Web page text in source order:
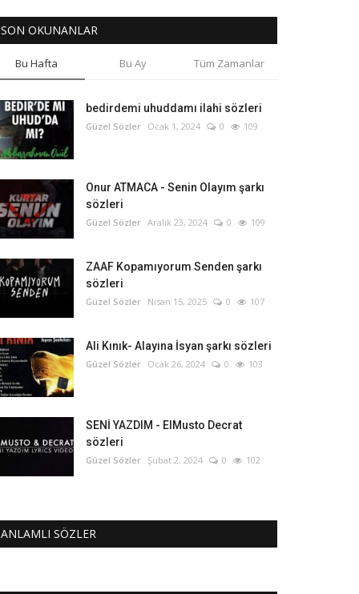
SON OKUNANLAR
Bu Hafta Bu Ay Tüm Zamanlar
bedirdemi uhuddamı ilahi sözleri
Güzel Sözler Ocak 1, 2024 0 109
Onur ATMACA - Senin Olayım şarkı
sözleri
Güzel Sözler Aralık 23, 2024 0 109
ZAAF Kopamıyorum Senden şarkı
sözleri
Güzel Sözler Nisan 15, 2025 0 107
Ali Kınık- Alayına İsyan şarkı sözleri
Güzel Sözler Ocak 26, 2024 0 103
SENİ YAZDIM - ElMusto Decrat
sözleri
Güzel Sözler Şubat 2, 2024 0 102
ANLAMLI SÖZLER